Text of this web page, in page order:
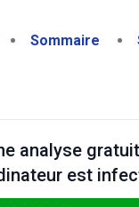
Sommaire
analyse
est